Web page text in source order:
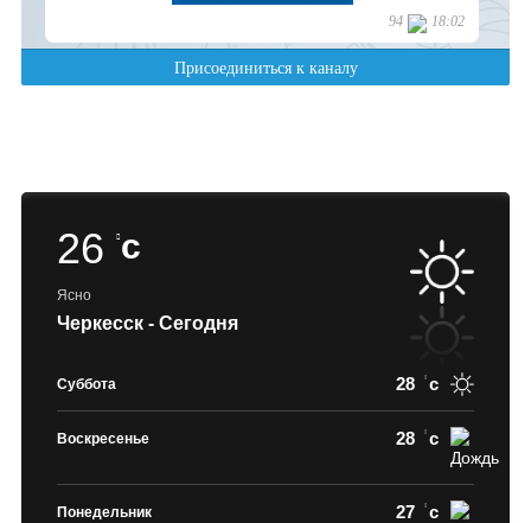
26 c
Ясно
Черкесск - Сегодня
Суббота 28 c
Воскресенье 28 c
Понедельник 27 c